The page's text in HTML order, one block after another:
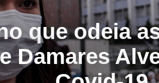
que odeia
Damares